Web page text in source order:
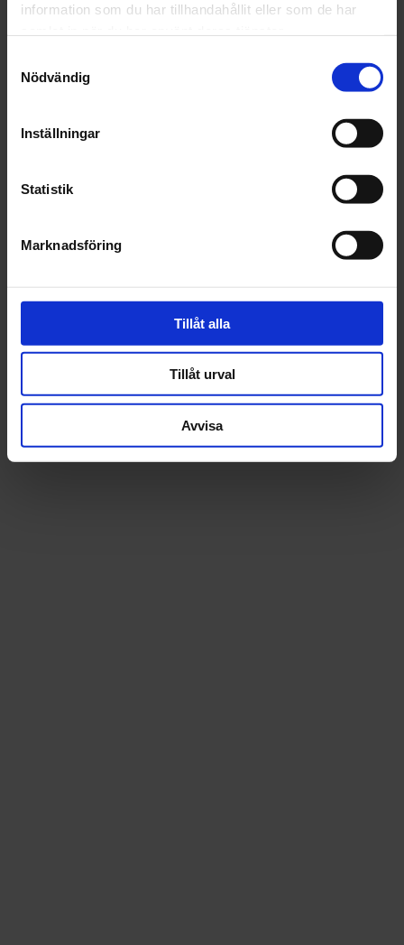
information som du har tillhandahållit eller som de har
Nödvändig
Inställningar
Statistik
Marknadsföring
Tillåt alla
Tillåt urval
Avvisa
Artikelnr: CS125580
Finns i lager
135 kr
Leverans inom 1-5 dagar